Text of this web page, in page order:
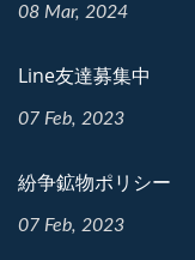
08 Mar, 2024
Line友達募集中
07 Feb, 2023
紛争鉱物ポリシー
07 Feb, 2023